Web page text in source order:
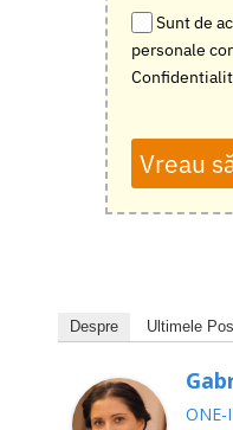
Sunt de
personale
Vreau
Despre Ultimele
ONE-